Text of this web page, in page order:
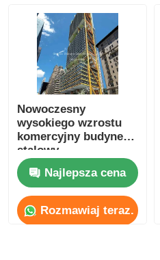
Nowoczesny
wysokiego wzrostu
komercyjny budynek
stalowy
prefabrykowana
konstrukcja stalowa
Hotel Szkoła Szpital
Najlepsza cena
Rozmawiaj teraz.